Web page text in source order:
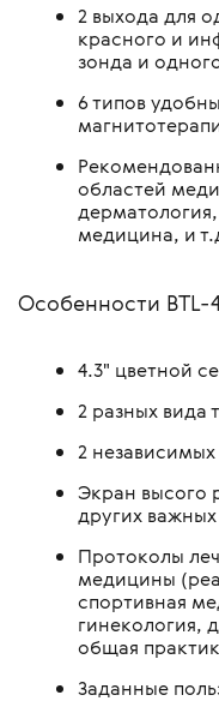
2 выхода для
красного и
зонда и
6 типов
областей
медицина, и
Особенности BTL-
4.3" цветной
2 разных вида
2
Экран высого
других
Протоколы
медицины
спортивная
гинекология,
общая
Заданные